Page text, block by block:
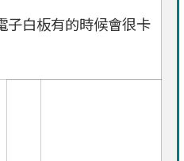
子白板有的時候會很卡